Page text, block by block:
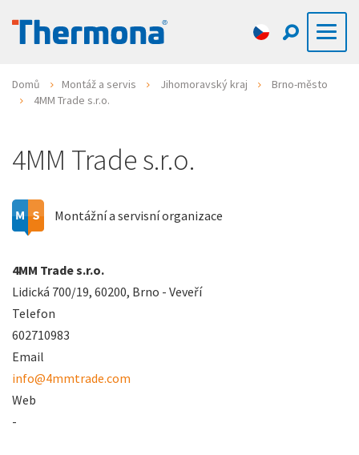
Domů Montáž a servis Jihomoravský kraj
Brno-město
4MM Trade s.r.o.
4MM Trade s.r.o.
Montážní a servisní organizace
4MM Trade s.r.o.
Lidická 700/19, 60200, Brno - Veveří
Telefon
602710983
Email
info@4mmtrade.com
Web
-